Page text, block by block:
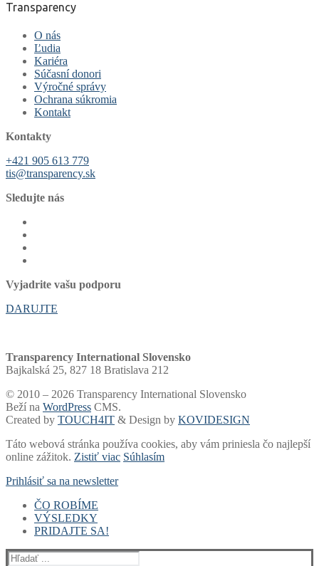
Transparency
O nás
Ľudia
Kariéra
Súčasní donori
Výročné správy
Ochrana súkromia
Kontakt
Kontakty
+421 905 613 779
tis@transparency.sk
Sledujte nás
Vyjadrite vašu podporu
DARUJTE
Transparency International Slovensko
Bajkalská 25, 827 18 Bratislava 212
© 2010 – 2026 Transparency International Slovensko
Beží na WordPress CMS.
Created by TOUCH4IT & Design by KOVIDESIGN
Táto webová stránka používa cookies, aby vám priniesla čo najlepší
online zážitok. Zistiť viac Súhlasím
Prihlásiť sa na newsletter
ČO ROBÍME
Voľby a financovanie strán
Samospráva
Whistleblowing
VÝSLEDKY
Rebríčky a portály
Rebríček miest a žúp
Blog
PRIDAJTE SA!
2 % dane
Hľadať: